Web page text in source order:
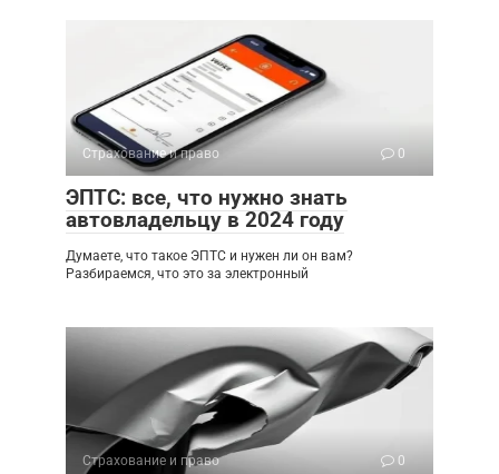
Страхование и право 0
ЭПТС: все, что нужно знать
автовладельцу в 2024 году
Думаете, что такое ЭПТС и нужен ли он вам?
Разбираемся, что это за электронный
Страхование и право 0